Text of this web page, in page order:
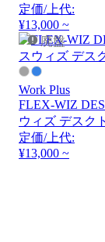
定価/上代:
¥13,000 ~
廃盤
Work Plus
FLEX-WIZ
ウィズ デスク
定価/上代:
¥13,000 ~